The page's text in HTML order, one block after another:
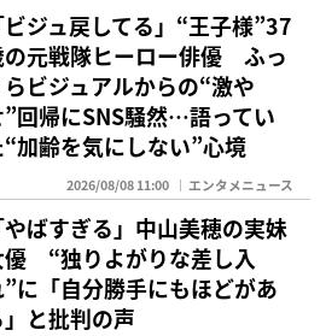
ビジュ戻してる」“王子様”37
の元戦隊ヒーロー俳優 ふっ
らビジュアルからの“激や
”回帰にSNS騒然…語ってい
“加齢を気にしない”心境
2026/08/08 11:00 エンタメニュース
やばすぎる」中山美穂の実妹
優 “独りよがりな差し入
”に「自分勝手にもほどがあ
」と批判の声